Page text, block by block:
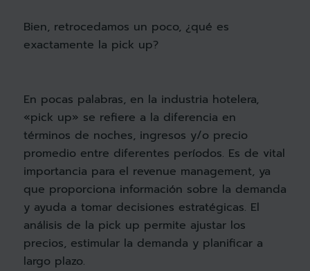
Bien, retrocedamos un poco, ¿qué es
exactamente la pick up?
En pocas palabras, en la industria hotelera,
«pick up» se refiere a la diferencia en
términos de noches, ingresos y/o precio
promedio entre diferentes períodos. Es de vital
importancia para el revenue management, ya
que proporciona información sobre la demanda
y ayuda a tomar decisiones estratégicas. El
análisis de la pick up permite ajustar los
precios, estimular la demanda y planificar a
largo plazo.